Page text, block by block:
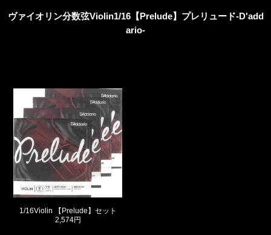
ヴァイオリン分数弦Violin1/16【Prelude】 プレリュード-D'add
ario-
1/16Violin 【Prelude】セット
2,574円